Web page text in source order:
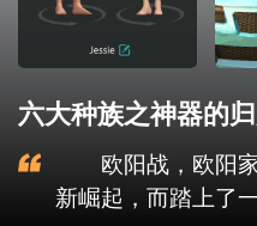
六大种族之神器的
欧阳战，欧阳家
新崛起，而踏上了